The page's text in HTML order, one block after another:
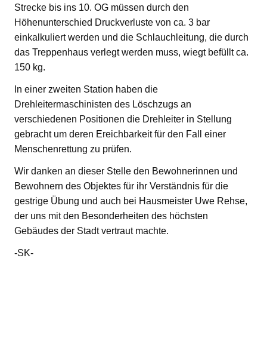
Strecke bis ins 10. OG müssen durch den
Höhenunterschied Druckverluste von ca. 3 bar
einkalkuliert werden und die Schlauchleitung, die durch
das Treppenhaus verlegt werden muss, wiegt befüllt ca.
150 kg.
In einer zweiten Station haben die
Drehleitermaschinisten des Löschzugs an
verschiedenen Positionen die Drehleiter in Stellung
gebracht um deren Ereichbarkeit für den Fall einer
Menschenrettung zu prüfen.
Wir danken an dieser Stelle den Bewohnerinnen und
Bewohnern des Objektes für ihr Verständnis für die
gestrige Übung und auch bei Hausmeister Uwe Rehse,
der uns mit den Besonderheiten des höchsten
Gebäudes der Stadt vertraut machte.
-SK-